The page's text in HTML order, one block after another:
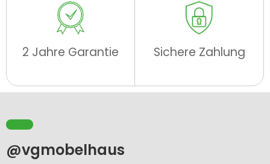
2 Jahre Garantie Sichere Zahlung
@vgmobelhaus